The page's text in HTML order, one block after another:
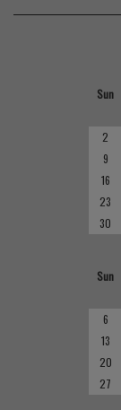
Sun
2
9
16
23
30
Sun
6
13
20
27